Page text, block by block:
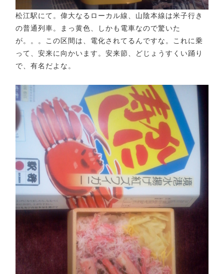
松江駅にて。偉大なるローカル線、山陰本線は米子行き
の普通列車。まっ黄色、しかも電車なので驚いた
が。。。この区間は、電化されてるんですな。これに乗
って、安来に向かいます。安来節、どじょうすくい踊り
で、有名だよな。